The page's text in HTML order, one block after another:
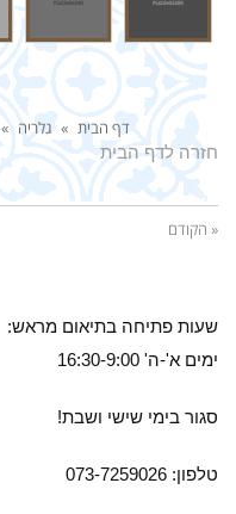
דף הבית » גלריה »
חזרה לדף הבית
« הקודם
שעות פתיחה בתיאום מראש:
ימים א'-ה' 16:30-9:00
סגור בימי שישי ושבת!
טלפון: 073-7259026